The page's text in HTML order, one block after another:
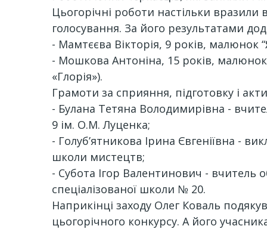
Цьогорічні роботи настільки
голосування. За його результатами
- Мамтєєва Вікторія, 9 років, малюнок
- Мошкова Антоніна, 15 років,
«Глорія»).
Грамоти за сприяння, підготовку і
- Булана Тетяна Володимирівна -
9 ім. О.М. Луценка;
- Голуб’ятникова Ірина Євгеніївна -
школи мистецтв;
- Субота Ігор Валентинович - вчитель
спеціалізованої школи № 20.
Наприкінці заходу Олег Коваль
цьогорічного конкурсу. А його